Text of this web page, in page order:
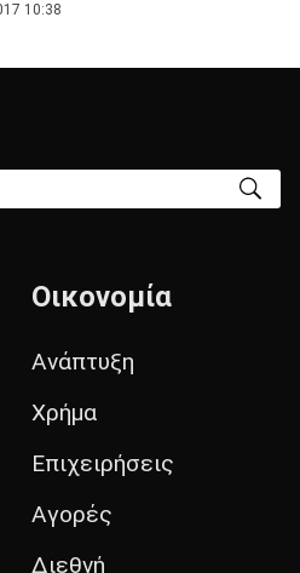
10:38
Οικονομία
Ανάπτυξη
Χρήμα
Επιχειρήσεις
Αγορές
Διεθνή